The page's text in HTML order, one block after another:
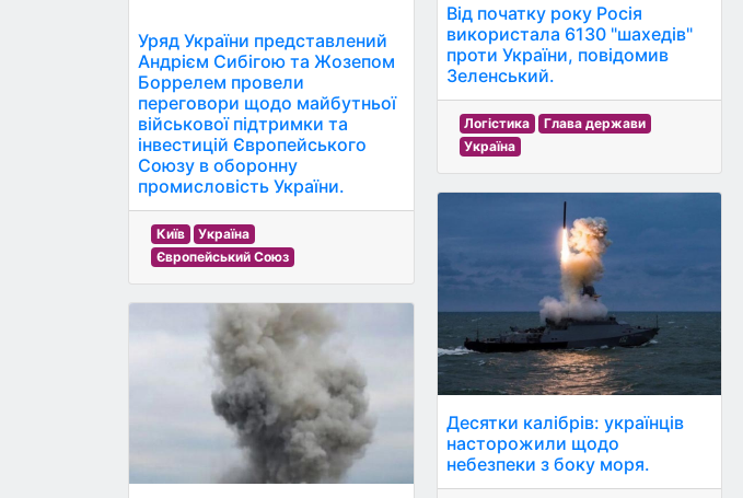
Уряд України представлений
Андрієм Сибігою та Жозепом
Боррелем провели
переговори щодо майбутньої
військової підтримки та
інвестицій Європейського
Союзу в оборонну
промисловість України.
Київ
Україна
Європейський Союз
Від початку року Росія
використала 6130 "шахедів"
проти України, повідомив
Зеленський.
Логістика
Глава держави
Україна
Десятки калібрів: українців
насторожили щодо
небезпеки з боку моря.